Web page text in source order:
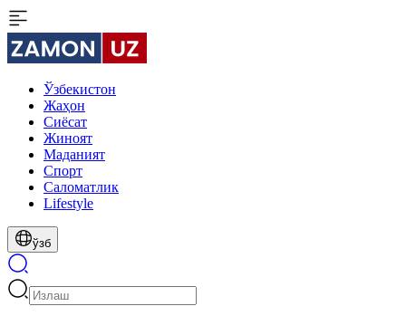
Ўзбекистон
Жаҳон
Сиёсат
Жиноят
Маданият
Спорт
Cаломатлик
Lifestyle
ўзб